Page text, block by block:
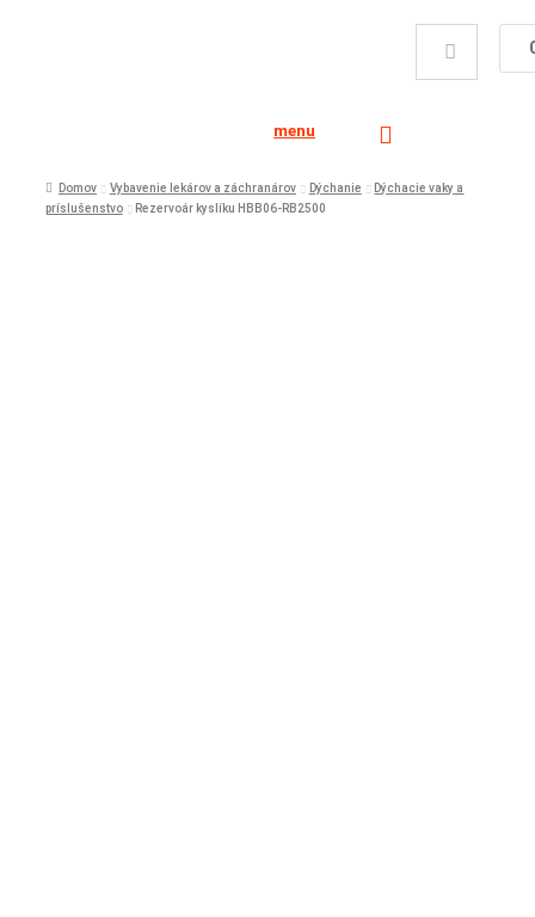
menu
Domov Vybavenie lekárov a záchranárov Dýchanie
Dýchacie vaky a
príslušenstvo
Rezervoár kyslíku HBB06-RB2500